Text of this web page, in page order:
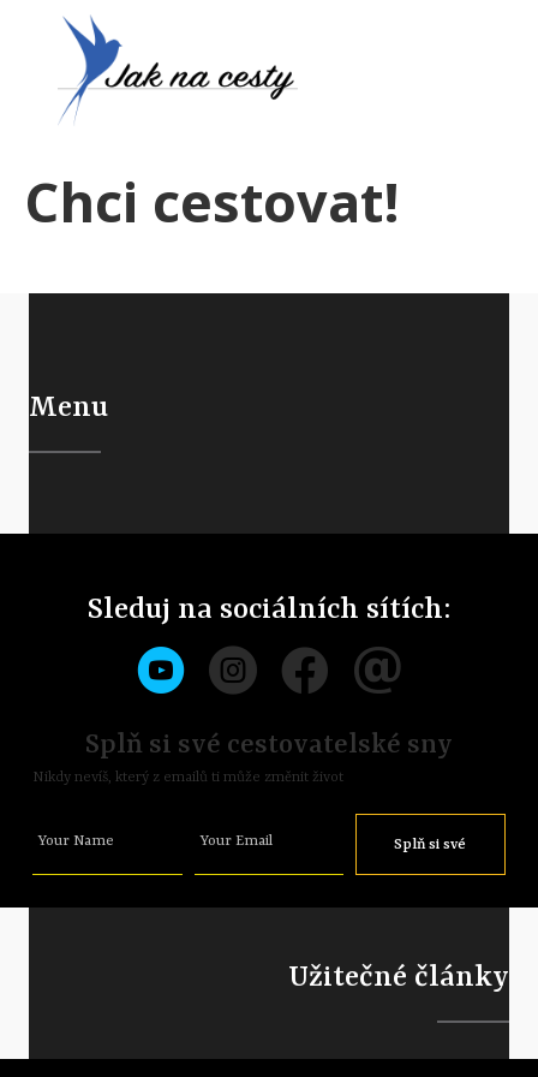
Chci cestovat!
Menu
Sleduj na sociálních sítích:
Splň si své cestovatelské sny
Nikdy nevíš, který z emailů ti může změnit život
Your Name Your Email
Splň si své
sny
Užitečné články